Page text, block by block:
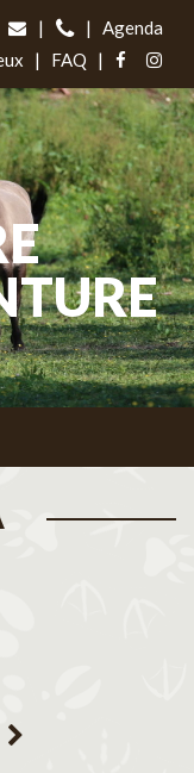
| |
Agenda
| FAQ |
14